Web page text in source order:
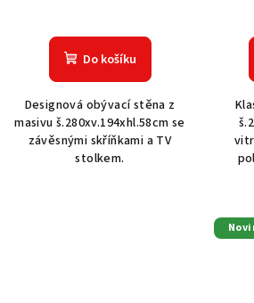
Do košíku
Designová obývací stěna z
masivu š.280xv.194xhl.58cm se
závěsnými skříňkami a TV
stolkem.